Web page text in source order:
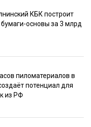
КБК построит
основы за 3 млрд
пиломатериалов в
потенциал для
из РФ